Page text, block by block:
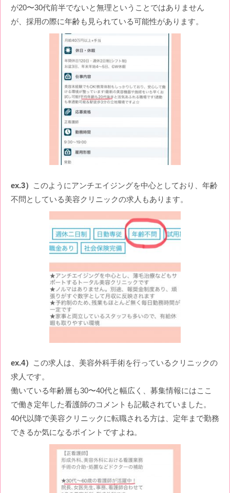
が20〜30代前半でないと無理ということではありません
が、採用の際に年齢も見られている可能性があります。
ex.3）
このようにアンチエイジングを中心としており、年齢
不問としている美容クリニックの求人もあります。
ex.4）
この求人は、美容外科手術を行っているクリニックの
求人です。
働いている年齢層も30〜40代と幅広く、募集情報にはここ
で働き定年した看護師のコメントも記載されていました。
40代以降で美容クリニックに転職される方は、定年まで勤務
できるか気になるポイントですよね。